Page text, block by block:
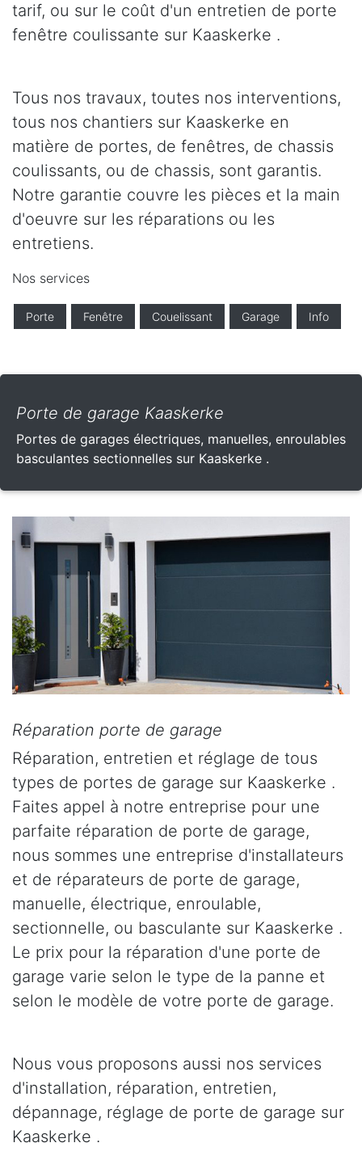
tarif, ou sur le coût d'un entretien de porte
fenêtre coulissante sur Kaaskerke .
Tous nos travaux, toutes nos interventions,
tous nos chantiers sur Kaaskerke en
matière de portes, de fenêtres, de chassis
coulissants, ou de chassis, sont garantis.
Notre garantie couvre les pièces et la main
d'oeuvre sur les réparations ou les
entretiens.
Nos services
Porte Fenêtre Couelissant Garage Info
Porte de garage Kaaskerke
Portes de garages électriques, manuelles, enroulables
basculantes sectionnelles sur Kaaskerke .
Réparation porte de garage
Réparation, entretien et réglage de tous
types de portes de garage sur Kaaskerke .
Faites appel à notre entreprise pour une
parfaite réparation de porte de garage,
nous sommes une entreprise d'installateurs
et de réparateurs de porte de garage,
manuelle, électrique, enroulable,
sectionnelle, ou basculante sur Kaaskerke .
Le prix pour la réparation d'une porte de
garage varie selon le type de la panne et
selon le modèle de votre porte de garage.
Nous vous proposons aussi nos services
d'installation, réparation, entretien,
dépannage, réglage de porte de garage sur
Kaaskerke .